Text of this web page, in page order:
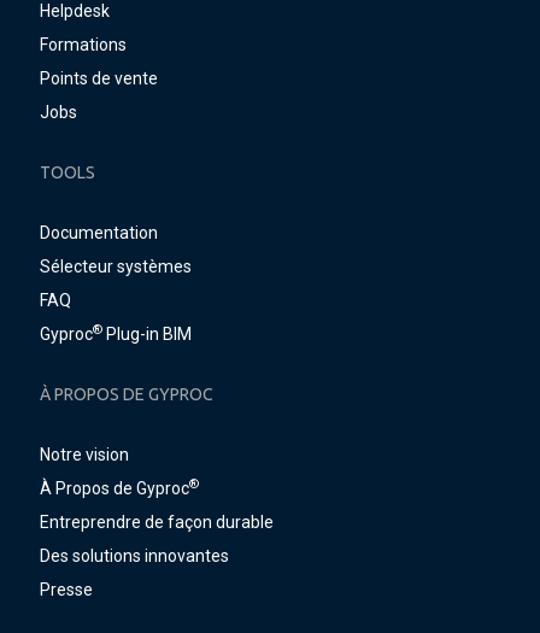
Helpdesk
Formations
Points de vente
Jobs
TOOLS
Documentation
Sélecteur systèmes
FAQ
Gyproc® Plug-in BIM
À PROPOS DE GYPROC
Notre vision
À Propos de Gyproc®
Entreprendre de façon durable
Des solutions innovantes
Presse